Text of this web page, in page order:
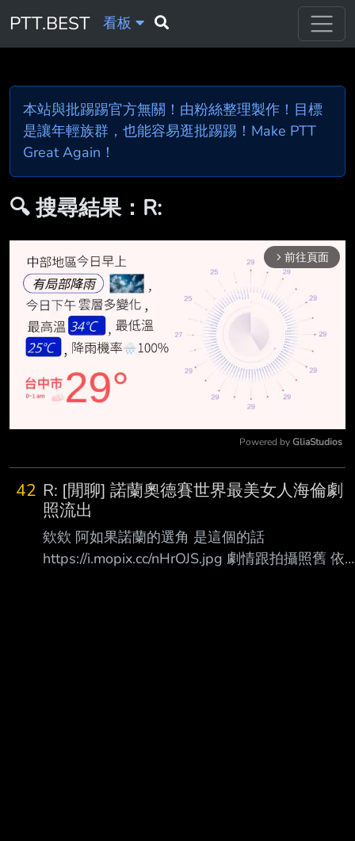
PTT.BEST 看板
本站與批踢踢官方無關！由粉絲整理製作！目標
是讓年輕族群，也能容易逛批踢踢！Make PTT
Great Again！
🔍 搜尋結果：R:
arrow_forward_ios 前往頁面
Powered by GliaStudios
42 R: [閒聊] 諾蘭奧德賽世界最美女人海倫劇
照流出
欸欸 阿如果諾蘭的選角 是這個的話
https://i.mopix.cc/nHrOJS.jpg 劇情跟拍攝照舊 依